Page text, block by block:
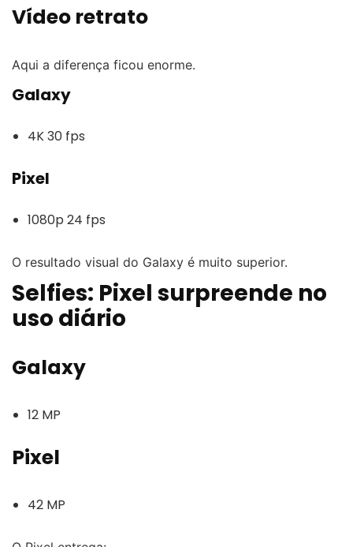
Vídeo retrato
Aqui a diferença ficou enorme.
Galaxy
4K 30 fps
Pixel
1080p 24 fps
O resultado visual do Galaxy é muito superior.
Selfies: Pixel surpreende no
uso diário
Galaxy
12 MP
Pixel
42 MP